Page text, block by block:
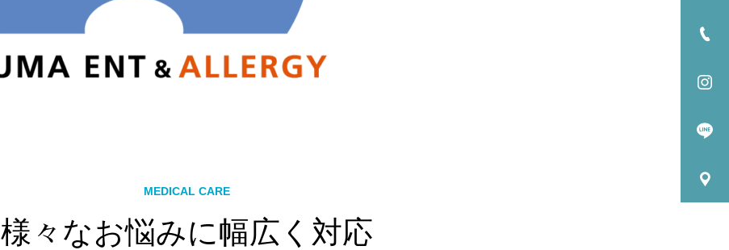
MEDICAL CARE
様々なお悩みに幅広く対応